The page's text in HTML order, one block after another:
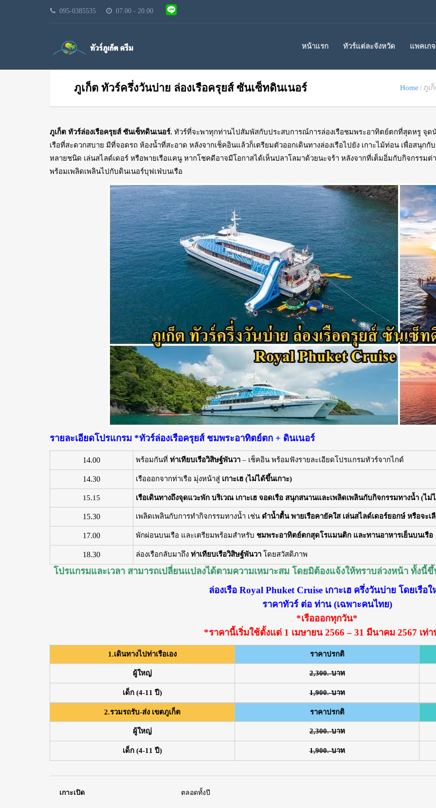
095-0385535 07.00 - 20.00
หน้าแรก ทัวร์แต่ละจังหวัด แพคเก
ภูเก็ต ทัวร์ครึ่งวันบ่าย ล่องเรือครุยส์ ซันเซ็ทดินเนอร์ Home ภูเ
ภูเก็ต ทัวร์ล่องเรือครุยส์ ซันเซ็ทดินเนอร์. ทัวร์ที่จะพาทุกท่านไปสัมพัสกับประสบการณ์การล่องเรือชมพระอาทิตย์ตกที่สุดหรู จุด
เรือที่สะดวกสบาย มีที่จอดรถ ห้องน้ำที่สะอาด หลังจากเช็คอินแล้วก็เตรียมตัวออกเดินทางล่องเรือไปยัง เกาะไม้ท่อน เพื่อสนุก
หลายชนิด เล่นสไลด์เดอร์ หรือพายเรือแคนู หากโชคดีอาจมีโอกาสได้เห็นปลาโลมาด้วยนะจร้า หลังจากที่เต็มอิ่มกับกิจกรรมต่
พร้อมเพลิดเพลินไปกับดินเนอร์บุฟเฟ่บนเรือ
รายละเอียดโปรแกรม *ทัวร์ล่องเรือครุยส์ ชมพระอาทิตย์ตก + ดินเนอร์
14.00 พร้อมกันที่ ท่าเทียบเรือวิสิษฐ์พันวา – เช็คอิน พร้อมฟังรายละเอียดโปรแกรมทัวร์จากไกด์
14.30 เรือออกจากท่าเรือ มุ่งหน้าสู่ เกาะเฮ (ไม่ได้ขึ้นเกาะ)
15.15 เรือเดินทางถึงจุดแวะพัก บริเวณ เกาะเฮ จอดเรือ สนุกสนานและเพลิดเพลินกับกิจกรรมทางน้ำ (ไม่
15.30 เพลิดเพลินกับการทำกิจกรรมทางน้ำ เช่น ดำน้ำตื้น พายเรือคายัคใส เล่นสไลด์เดอร์ยอกษ์ หรือจะ
17.00 พักผ่อนบนเรือ และเตรียมพร้อมสำหรับ ชมพระอาทิตย์ตกสุดโรแมนติก และทานอาหารเย็นบนเรือ
18.30 ล่องเรือกลับมาถึง ท่าเทียบเรือวิสิษฐ์พันวา โดยสวัสดิภาพ
โปรแกรมและเวลา สามารถเปลี่ยนแปลงได้ตามความเหมาะสม โดยมิต้องแจ้งให้ทราบล่วงหน้า ทั้ง
ล่องเรือ Royal Phuket Cruise เกาะเฮ ครึ่งวันบ่าย โดยเรือ
ราคาทัวร์ ต่อ ท่าน (เฉพาะคนไทย)
*เรือออกทุกวัน*
*ราคานี้เริ่มใช้ตั้งแต่ 1 เมษายน 2566 – 31 มีนาคม 2567 เท่
1.เดินทางไปท่าเรือเอง ราคาปรกติ
ผู้ใหญ่ 2,300.-บาท
เด็ก (4-11 ปี) 1,900.-บาท
2.รวมรถรับ-ส่ง เขตภูเก็ต ราคาปรกติ
ผู้ใหญ่ 2,300.-บาท
เด็ก (4-11 ปี) 1,900.-บาท
เกาะเปิด ตลอดทั้งปี